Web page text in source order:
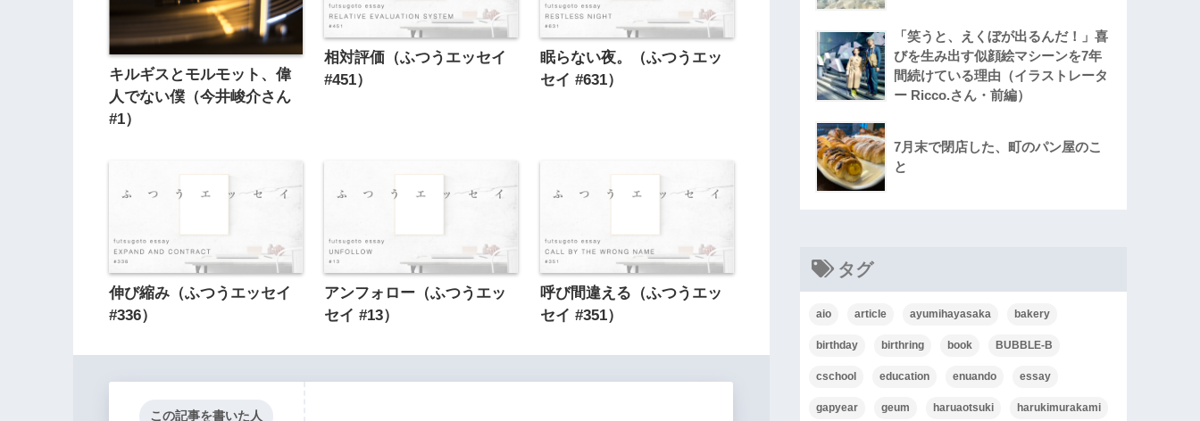
キルギスとモルモット、偉
人でない僕（今井峻介さん
#1）
相対評価（ふつうエッセイ
#451）
眠らない夜。（ふつうエッ
セイ #631）
伸び縮み（ふつうエッセイ
#336）
アンフォロー（ふつうエッ
セイ #13）
呼び間違える（ふつうエッ
セイ #351）
この記事を書いた人
「笑うと、えくぼが出るんだ！」喜
びを生み出す似顔絵マシーンを7年
間続けている理由（イラストレータ
ー Ricco.さん・前編）
7月末で閉店した、町のパン屋のこ
と
タグ
aio article ayumihayasaka bakery
birthday birthring book BUBBLE-B
cschool education enuando essay
gapyear geum haruaotsuki harukimurakami